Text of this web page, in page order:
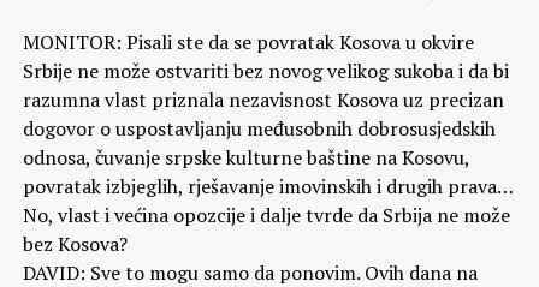
MONITOR: Pisali ste da se povratak Kosova u okvire
Srbije ne može ostvariti bez novog velikog sukoba i da bi
razumna vlast priznala nezavisnost Kosova uz precizan
dogovor o uspostavljanju međusobnih dobrosusjedskih
odnosa, čuvanje srpske kulturne baštine na Kosovu,
povratak izbjeglih, rješavanje imovinskih i drugih prava…
No, vlast i većina opozcije i dalje tvrde da Srbija ne može
bez Kosova?
DAVID: Sve to mogu samo da ponovim. Ovih dana na